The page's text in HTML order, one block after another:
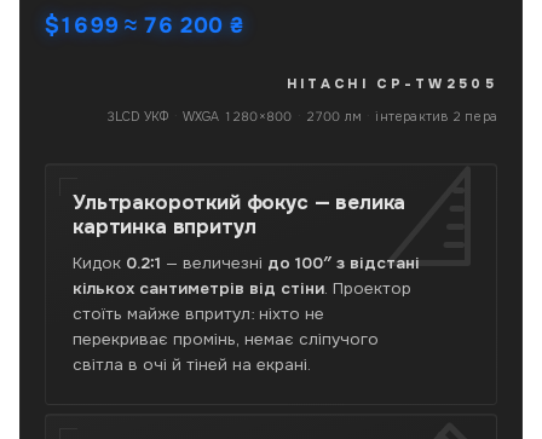
CP-
TW2505
проектор,
WXGA
1280×800,
2700
контраст
000:1,
$1699≈ 76 200 ₴
HITACHI CP-TW2505
3LCD УКФ WXGA 1280×800 2700 лм інтерактив 2 пера
Ультракороткий фокус — велика
картинка впритул
Кидок 0.2:1 — величезні до 100″ з відстані
кількох сантиметрів від стіни. Проектор
стоїть майже впритул: ніхто не
перекриває промінь, немає сліпучого
світла в очі й тіней на екрані.